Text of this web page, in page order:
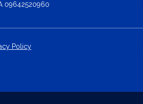
09642520960
Policy